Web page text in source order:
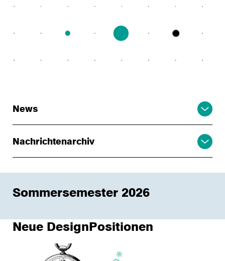
News
Nachrichtenarchiv
Sommersemester 2026
Neue DesignPositionen